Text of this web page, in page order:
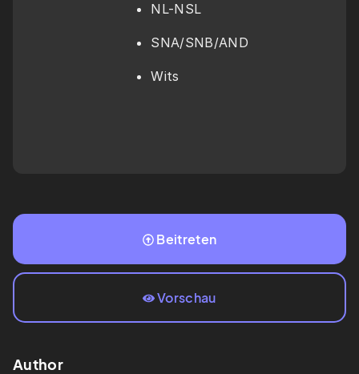
NL-NSL
SNA/SNB/AND
Wits
Beitreten
Vorschau
Author